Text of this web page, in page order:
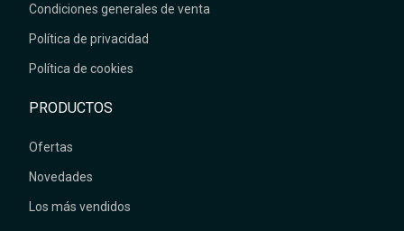
Condiciones generales de venta
Política de privacidad
Política de cookies
PRODUCTOS
Ofertas
Novedades
Los más vendidos